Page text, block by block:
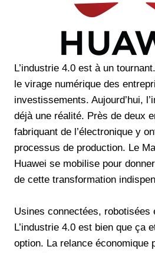
L’industrie 4.0 est à un
le virage numérique des
investissements. Aujourd’hui,
déjà une réalité. Près de deux
fabriquant de l’électronique y
processus de production. Le
Huawei se mobilise pour
de cette transformation
Usines connectées,
L’industrie 4.0 est bien que ça
option. La relance économique